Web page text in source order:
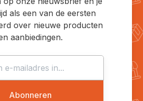
als een van de eersten
over nieuwe producten
aanbiedingen.
Abonneren